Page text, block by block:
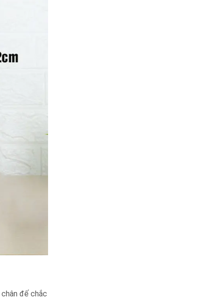
đế chắc